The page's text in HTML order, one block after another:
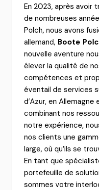
En 2023, après avoir
de nombreuses
Polch, nous avons
allemand, Boote
nouvelle aventure
élever la qualité de
compétences et
éventail de services
d’Azur, en Allemagne
combinant nos
notre expérience,
nos clients une
large, où qu’ils se
En tant que
portefeuille de
sommes votre